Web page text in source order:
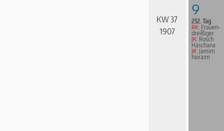
KW 37
1907
9
252. Tag
RK: Frau­en­
drei­ßi­ger
JK: Rosch
Haschana
JK: Jamim
Noraim